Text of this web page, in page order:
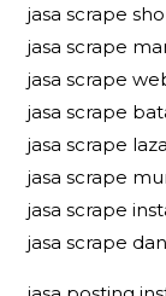
jasa scrape
jasa scrape
jasa scrape
jasa scrape
jasa scrape
jasa scrape
jasa scrape
jasa scrape